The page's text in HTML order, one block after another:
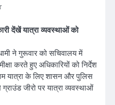
देंखें यात्रा व्यवस्थाओं को
ने गुरूवार को सचिवालय में
करते हुए अधिकारियों को निर्देश
यात्रा के लिए शासन और पुलिस
जीरो पर यात्रा व्यवस्थाओं